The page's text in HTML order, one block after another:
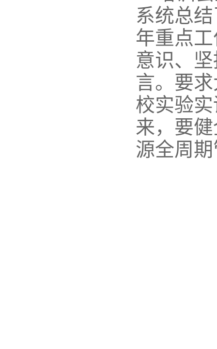
系统总
年重点
意识、
言。要
校实验
来，要
源全周